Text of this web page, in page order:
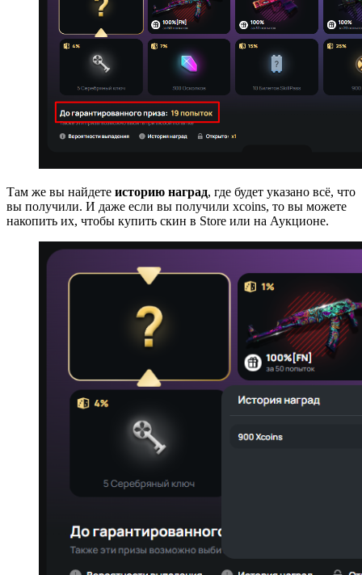
Там же вы найдете историю наград, где будет указано всё, что
вы получили. И даже если вы получили xcoins, то вы можете
накопить их, чтобы купить скин в Store или на Аукционе.